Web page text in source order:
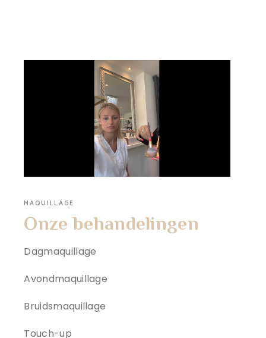
MAQUILLAGE
Onze behandelingen
Dagmaquillage
Avondmaquillage
Bruidsmaquillage
Touch-up